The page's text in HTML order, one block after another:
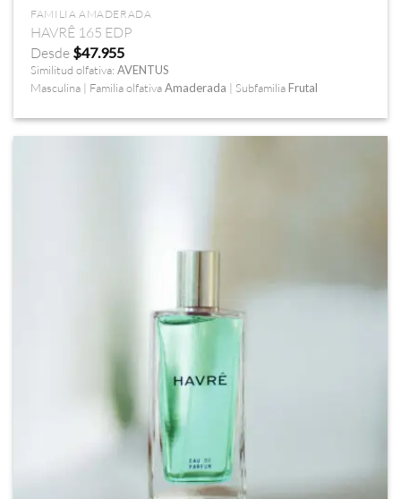
FAMILIA AMADERADA
HAVRÊ 165 EDP
Desde $47.955
Similitud olfativa:AVENTUS
Masculina | Familia olfativaAmaderada | Subfamilia Frutal